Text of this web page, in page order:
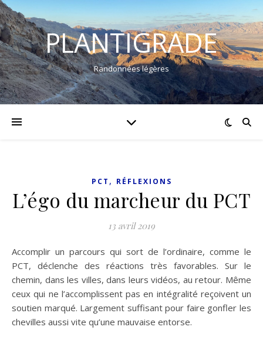
PLANTIGRADE
Randonnées légères
PCT , RÉFLEXIONS
L’égo du marcheur du PCT
13 avril 2019
Accomplir un parcours qui sort de l’ordinaire, comme le
PCT, déclenche des réactions très favorables. Sur le
chemin, dans les villes, dans leurs vidéos, au retour. Même
ceux qui ne l’accomplissent pas en intégralité reçoivent un
soutien marqué. Largement suffisant pour faire gonfler les
chevilles aussi vite qu’une mauvaise entorse.